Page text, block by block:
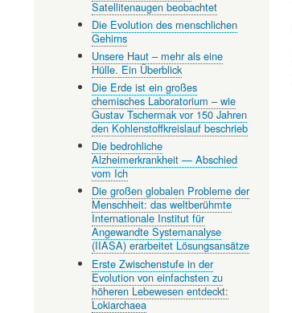
Satellitenaugen beobachtet
Die Evolution des menschlichen
Gehirns
Unsere Haut – mehr als eine
Hülle. Ein Überblick
Die Erde ist ein großes
chemisches Laboratorium – wie
Gustav Tschermak vor 150 Jahren
den Kohlenstoffkreislauf beschrieb
Die bedrohliche
Alzheimerkrankheit — Abschied
vom Ich
Die großen globalen Probleme der
Menschheit: das weltberühmte
Internationale Institut für
Angewandte Systemanalyse
(IIASA) erarbeitet Lösungsansätze
Erste Zwischenstufe in der
Evolution von einfachsten zu
höheren Lebewesen entdeckt:
Lokiarchaea